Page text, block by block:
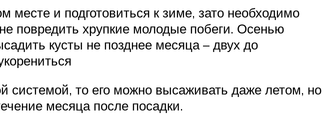
и подготовиться к зиме, зато необходимо
повредить хрупкие молодые побеги. Осенью
кусты не позднее месяца – двух до
системой, то его можно высаживать даже летом, но
месяца после посадки.